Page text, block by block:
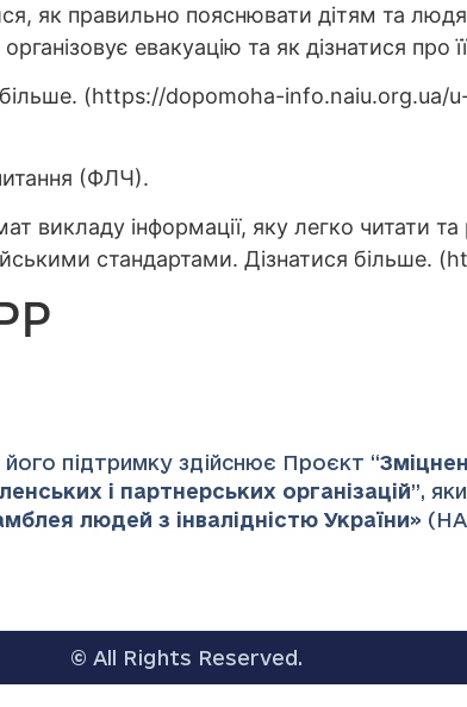
як правильно пояснювати дітям та
евакуацію та як дізнатися про
більше. (https://dopomoha-
(ФЛЧ).
викладу інформації, яку легко читати
стандартами. Дізнатися більше.
підтримку здійснює Проєкт “
і партнерських організацій”,
людей з інвалідністю України»
© All Rights Reserved.